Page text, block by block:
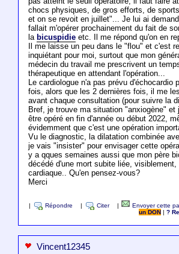
chocs physiques, de gros efforts, de
et on se revoit en juillet"... Je lui ai
fallait m'opérer prochainement du fait de
la bicuspidieetc. Il me répond qu'on en
Il me laisse un peu dans le "flou" et c'est
inquiétant pour moi, surtout que mon
médecin du travail me prescrivent un
thérapeutique en attendant l'opération...
Le cardiologue n'a pas prévu d'échocardio
fois, alors que les 2 dernières fois, il me
avant chaque consultation (pour suivre la
Bref, je trouve ma situation "anxiogène" et
être opéré en fin d'année ou début 2022,
évidemment que c'est une opération
Vu le diagnostic, la dilatation combinée
je vais "insister" pour envisager cette
y a qques semaines aussi que mon père
décédé d'une mort subite liée, visiblement,
cardiaque.. Qu'en pensez-vous?
Merci
Répondre Citer Envoyer cette
un DON
|?
Vincent12345